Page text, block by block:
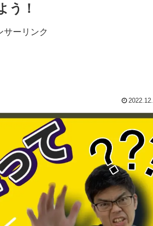
う！
サーリンク